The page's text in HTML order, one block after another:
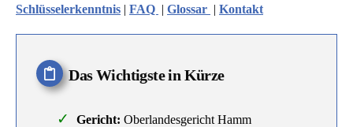
Schlüsselerkenntnis | FAQ | Glossar | Kontakt
Das Wichtigste in Kürze
Gericht: Oberlandesgericht Hamm